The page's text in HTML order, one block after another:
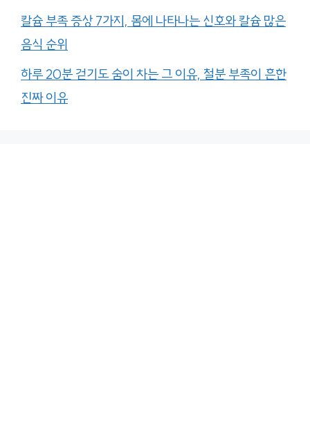
칼슘 부족 증상 7가지, 몸에 나타나는 신호와 칼슘 많은
음식 순위
하루 20분 걷기도 숨이 차는 그 이유, 철분 부족이 흔한
진짜 이유